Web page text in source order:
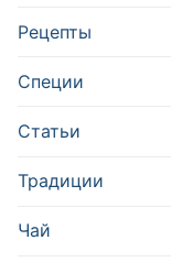
Рецепты
Специи
Статьи
Традиции
Чай